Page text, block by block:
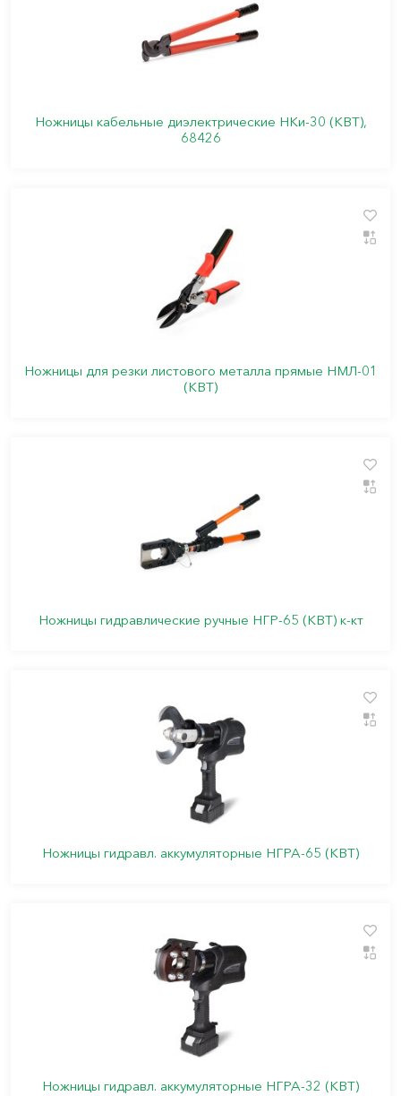
Ножницы кабельные диэлектрические НКи-30 (КВТ),
68426
Ножницы для резки листового металла прямые НМЛ-01
(КВТ)
Ножницы гидравлические ручные НГР-65 (КВТ) к-кт
Ножницы гидравл. аккумуляторные НГРА-65 (КВТ)
Ножницы гидравл. аккумуляторные НГРА-32 (КВТ)